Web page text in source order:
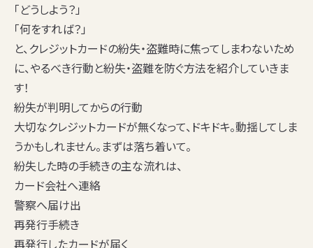
「どうしよう？」
「何をすれば？」
と、クレジットカードの紛失・盗難時に焦ってしまわないため
に、やるべき行動と紛失・盗難を防ぐ方法を紹介していきま
す！
紛失が判明してからの行動
大切なクレジットカードが無くなって、ドキドキ。動揺してしま
うかもしれません。まずは落ち着いて。
紛失した時の手続きの主な流れは、
カード会社へ連絡
警察へ届け出
再発行手続き
再発行したカードが届く